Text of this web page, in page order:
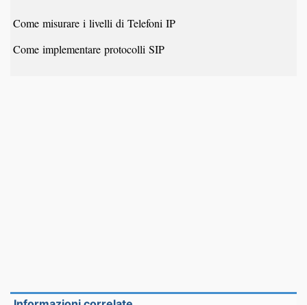
Come misurare i livelli di Telefoni IP
Come implementare protocolli SIP